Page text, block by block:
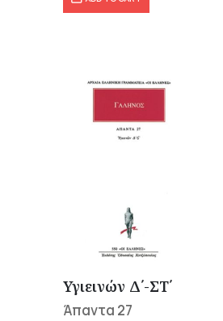
Υγιεινών Δ΄-ΣΤ΄
Άπαντα 27